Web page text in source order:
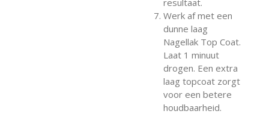
Werk af met een
dunne laag
Nagellak Top Coat.
Laat 1 minuut
drogen. Een extra
laag topcoat zorgt
voor een betere
houdbaarheid.